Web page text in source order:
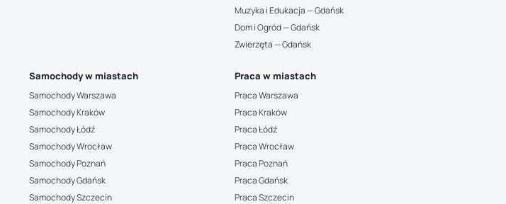
Muzyka i Edukacja — Gdańsk
Dom i Ogród — Gdańsk
Zwierzęta — Gdańsk
Samochody w miastach
Samochody Warszawa
Samochody Kraków
Samochody Łódź
Samochody Wrocław
Samochody Poznań
Samochody Gdańsk
Samochody Szczecin
Praca w miastach
Praca Warszawa
Praca Kraków
Praca Łódź
Praca Wrocław
Praca Poznań
Praca Gdańsk
Praca Szczecin